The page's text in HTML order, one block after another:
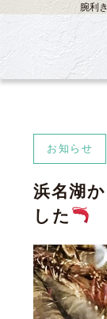
腕利
お知らせ
浜名湖
した